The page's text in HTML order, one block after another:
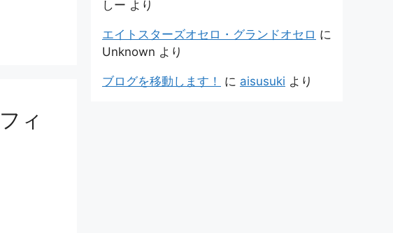
ィ
しー より
エイトスターズオセロ・グランドオセロ に
Unknown より
ブログを移動します！ に aisusuki より